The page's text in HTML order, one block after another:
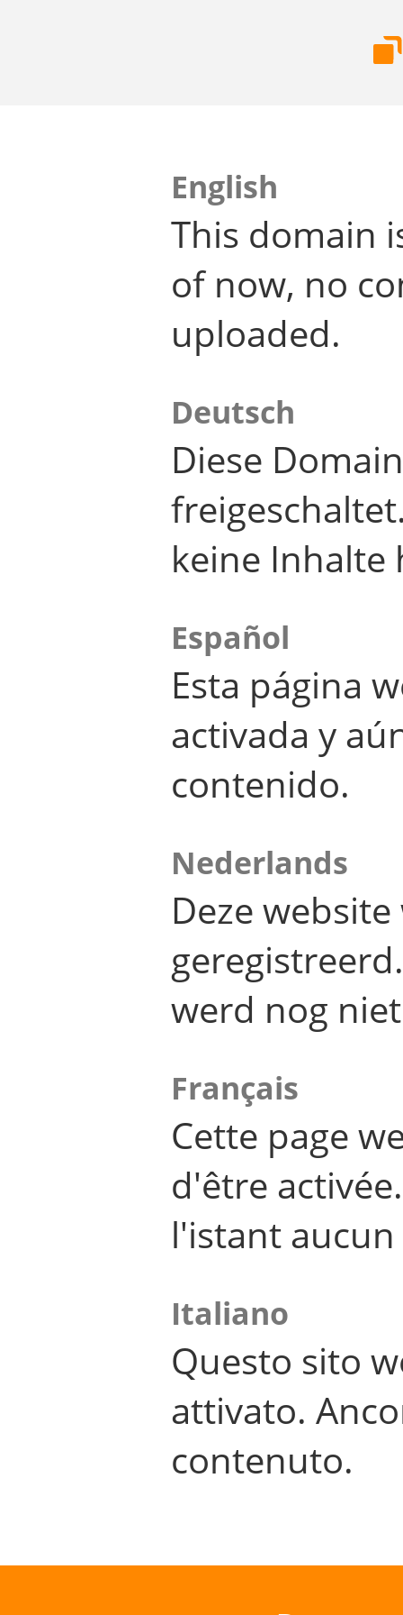
English
This domain
of now, no
uploaded.
Deutsch
Diese
keine Inhalte
Español
Esta página
activada y
contenido.
Nederlands
Deze
werd nog
Français
Cette page
d'être
l'istant
Italiano
Questo sito
attivato.
contenuto.